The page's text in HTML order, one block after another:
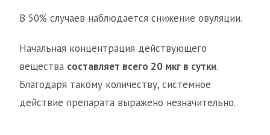
В 50% случаев наблюдается снижение овуляции.
Начальная концентрация действующего
вещества составляет всего 20 мкг в сутки.
Благодаря такому количеству, системное
действие препарата выражено незначительно.